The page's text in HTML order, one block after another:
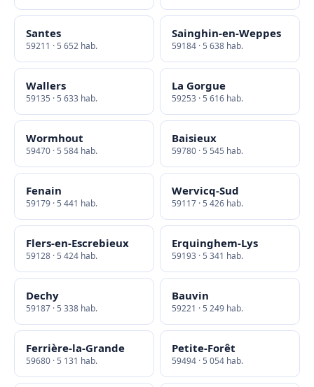
Santes
59211 · 5 652 hab.
Sainghin-en-Weppes
59184 · 5 638 hab.
Wallers
59135 · 5 633 hab.
La Gorgue
59253 · 5 616 hab.
Wormhout
59470 · 5 584 hab.
Baisieux
59780 · 5 545 hab.
Fenain
59179 · 5 441 hab.
Wervicq-Sud
59117 · 5 426 hab.
Flers-en-Escrebieux
59128 · 5 424 hab.
Erquinghem-Lys
59193 · 5 341 hab.
Dechy
59187 · 5 338 hab.
Bauvin
59221 · 5 249 hab.
Ferrière-la-Grande
59680 · 5 131 hab.
Petite-Forêt
59494 · 5 054 hab.